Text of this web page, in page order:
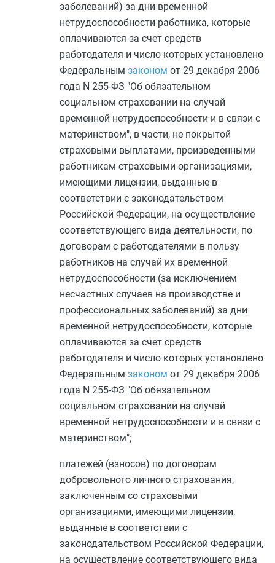
заболеваний) за дни временной
нетрудоспособности работника, которые
оплачиваются за счет средств
работодателя и число которых установлено
Федеральным законом от 29 декабря 2006
года N 255-ФЗ "Об обязательном
социальном страховании на случай
временной нетрудоспособности и в связи с
материнством", в части, не покрытой
страховыми выплатами, произведенными
работникам страховыми организациями,
имеющими лицензии, выданные в
соответствии с законодательством
Российской Федерации, на осуществление
соответствующего вида деятельности, по
договорам с работодателями в пользу
работников на случай их временной
нетрудоспособности (за исключением
несчастных случаев на производстве и
профессиональных заболеваний) за дни
временной нетрудоспособности, которые
оплачиваются за счет средств
работодателя и число которых установлено
Федеральным законом от 29 декабря 2006
года N 255-ФЗ "Об обязательном
социальном страховании на случай
временной нетрудоспособности и в связи с
материнством";
платежей (взносов) по договорам
добровольного личного страхования,
заключенным со страховыми
организациями, имеющими лицензии,
выданные в соответствии с
законодательством Российской Федерации,
на осуществление соответствующего вида